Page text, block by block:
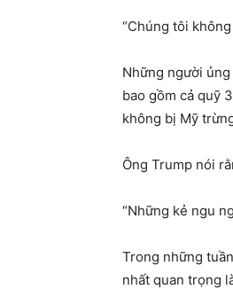
“Chúng tôi
Những người
bao gồm cả quỹ
không bị Mỹ
Ông Trump nói
“Những kẻ ngu
Trong những
nhất quan trọng